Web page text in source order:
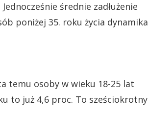
średnie zadłużenie
poniżej 35. roku życia dynamika
temu osoby w wieku 18-25 lat
to już 4,6 proc. To sześciokrotny